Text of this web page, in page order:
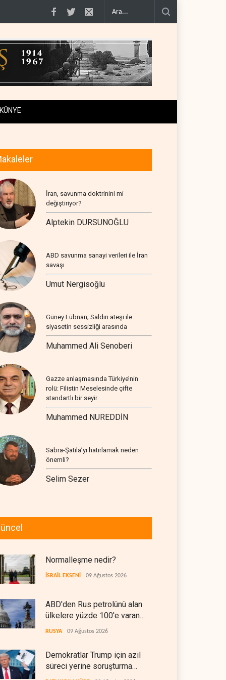
varan g�.. Demokratlar Trump için azil süreci yerine soruşturma haz�..
KÜNYE
İran, savunma doktrinini mi
değiştiriyor?
Alptekin DURSUNOĞLU
ABD savunma sanayi verileri ile İran
savaşı
Umut Nergisoğlu
Güney Lübnan; Saldırı ateşi ile
siyasetin sessizliği arasında
Muhammed Ali Senoberi
Gazze anlaşmasında Türkiye’nin
rolü: Filistin Meselesinde çifte
standartlı bir seyir
Muhammed NUREDDİN
Sabra-Şatila’yı hatırlamak neden
önemli?
Selim Sezer
Normalleşme nedir?
İSRAİL EKSENİ 09 Ağustos 2026
ABD'den Rus petrolünü alan
ülkelere yüzde 100'e varan
gümrük vergisi
RUSYA 09 Ağustos 2026
Demokratlar Trump için azil
süreci yerine soruşturma
hazırlıyor